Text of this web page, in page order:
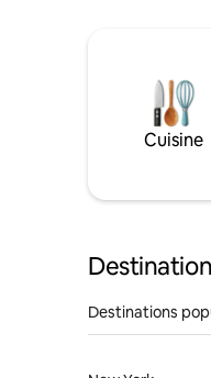
Cuisine
Destinations